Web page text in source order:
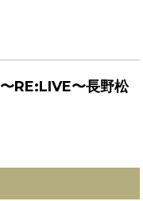
〜長野松